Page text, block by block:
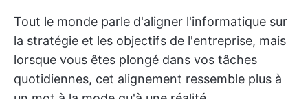
Tout le monde parle d'aligner l'informatique sur
la stratégie et les objectifs de l'entreprise, mais
lorsque vous êtes plongé dans vos tâches
quotidiennes, cet alignement ressemble plus à